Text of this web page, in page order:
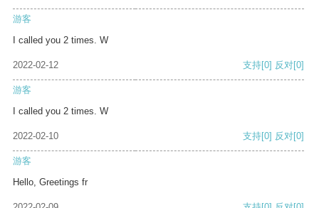
游客
I called you 2 times. W
2022-02-12 支持[0] 反对[0]
游客
I called you 2 times. W
2022-02-10 支持[0] 反对[0]
游客
Hello, Greetings fr